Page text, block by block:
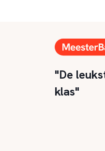
"De
klas"